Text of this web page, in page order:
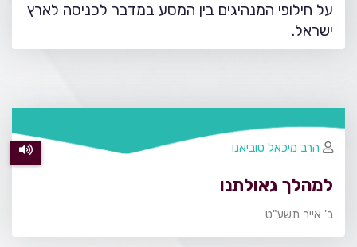
על חילופי המנהיגים בין המסע במדבר לכניסה לארץ
ישראל.
למהלך גאולתנו
ב' אייר תשע"ט
הרב מיכאל טוביאנו